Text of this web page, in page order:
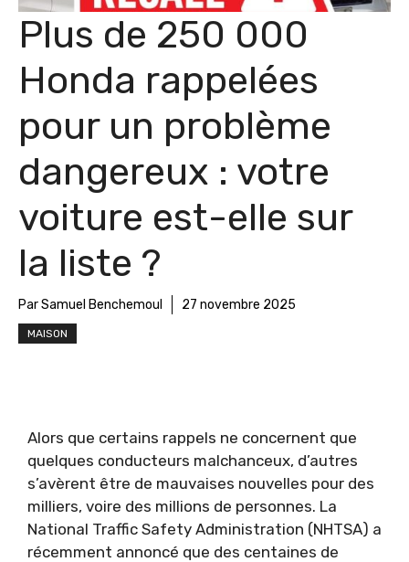
Plus de 250 000
Honda rappelées
pour un problème
dangereux : votre
voiture est-elle sur
la liste ?
Par Samuel Benchemoul 27 novembre 2025
MAISON
Alors que certains rappels ne concernent que
quelques conducteurs malchanceux, d’autres
s’avèrent être de mauvaises nouvelles pour des
milliers, voire des millions de personnes. La
National Traffic Safety Administration (NHTSA) a
récemment annoncé que des centaines de